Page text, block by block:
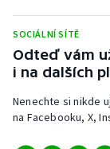
SOCIÁLNÍ SÍTĚ
Odteď vám
i na dalších
Nenechte si nikde
na Facebooku, X,